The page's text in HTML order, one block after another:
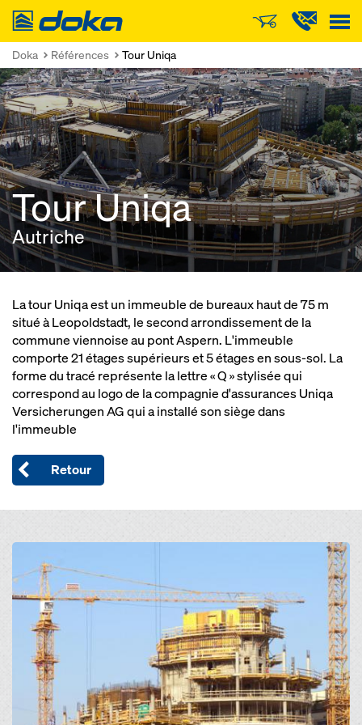
Doka
Doka Références Tour Uniqa
Tour Uniqa
Autriche
La tour Uniqa est un immeuble de bureaux haut de 75 m
situé à Leopoldstadt, le second arrondissement de la
commune viennoise au pont Aspern. L'immeuble
comporte 21 étages supérieurs et 5 étages en sous-sol. La
forme du tracé représente la lettre « Q » stylisée qui
correspond au logo de la compagnie d'assurances Uniqa
Versicherungen AG qui a installé son siège dans
l'immeuble
Retour
Open